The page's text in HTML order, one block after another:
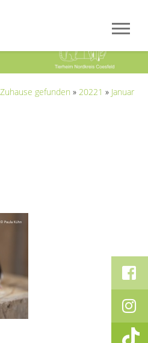
Zuhause gefunden » 20221 » Januar